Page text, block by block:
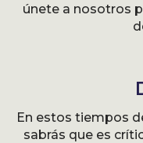
únete a nosotros
En estos tiempos
sabrás que es